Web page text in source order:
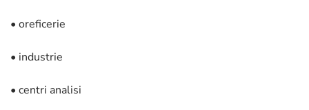
• oreficerie
• industrie
• centri analisi